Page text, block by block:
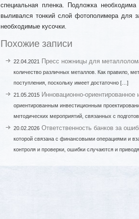
специальная пленка. Подложка
выливался тонкий слой фотополимера для
необходимые кусочки.
Похожие записи
22.04.2021 Пресс ножницы для
количество различных металлов. Как правило,
поступления, поскольку имеет достаточно […]
21.05.2015 Инновационно-ориентированное
ориентированным инвестиционным
методических мероприятий, связанных с
20.02.2026 Ответственность банков за
которой связана с финансовыми операциями и
контроля и проверки, ошибки случаются и